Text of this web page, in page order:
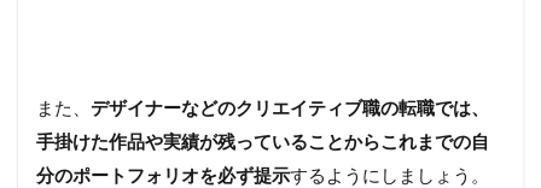
また、 デザイナーなどのクリエイティブ職の転職では、
手掛けた作品や実績が残っていることからこれまでの自
分のポートフォリオを必ず提示するようにしましょう。